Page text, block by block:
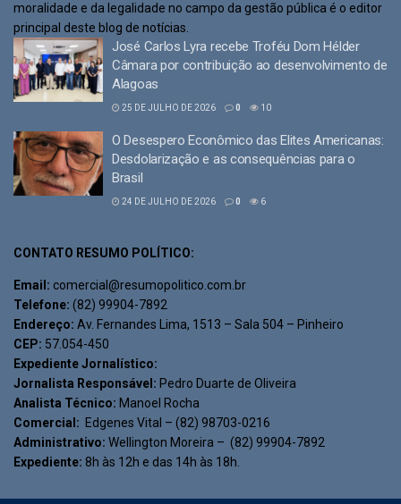
moralidade e da legalidade no campo da gestão pública é o editor
principal deste blog de notícias.
José Carlos Lyra recebe Troféu Dom Hélder
Câmara por contribuição ao desenvolvimento de
Alagoas
25 DE JULHO DE 2026 0 10
O Desespero Econômico das Elites Americanas:
Desdolarização e as consequências para o
Brasil
24 DE JULHO DE 2026 0 6
CONTATO RESUMO POLÍTICO:
Email: comercial@resumopolitico.com.br
Telefone: (82) 99904-7892
Endereço: Av. Fernandes Lima, 1513 – Sala 504 – Pinheiro
CEP: 57.054-450
Expediente Jornalístico:
Jornalista Responsável: Pedro Duarte de Oliveira
Analista Técnico: Manoel Rocha
Comercial: Edgenes Vital – (82) 98703-0216
Administrativo: Wellington Moreira – (82) 99904-7892
Expediente: 8h às 12h e das 14h às 18h.